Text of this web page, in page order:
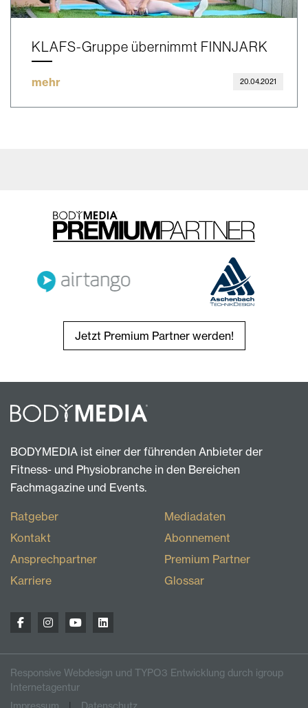
KLAFS-Gruppe übernimmt FINNJARK
mehr 20.04.2021
Jetzt Premium Partner werden!
BODYMEDIA ist einer der führenden Anbieter der
Fitness- und Physiobranche in den Bereichen
Fachmagazine und Events.
Ratgeber
Kontakt
Ansprechpartner
Karriere
Mediadaten
Abonnement
Premium Partner
Glossar
Responsive Webdesign und TYPO3 Entwicklung durch igroup
Internetagentur